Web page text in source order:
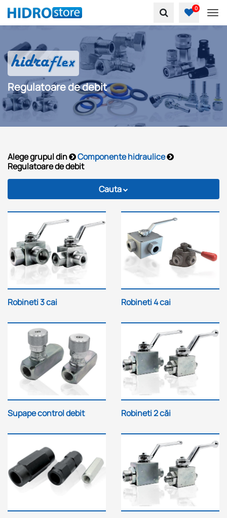
0
Regulatoare de debit
Alege grupul din
Componente hidraulice
Regulatoare de debit
Cauta
Robineti 3 cai Robineti 4 cai
Supape control debit Robineti 2 căi